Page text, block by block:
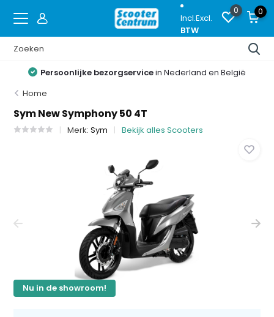
Incl.Excl.
BTW
0 0
Proefrijdenop de nieuwste modellen
Home
Sym New Symphony 50 4T
Merk:Sym Bekijk alles Scooters
Nu in de showroom!